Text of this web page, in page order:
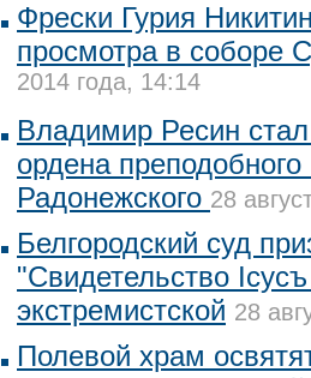
Фрески Гурия
просмотра в соборе
2014 года, 14:14
Владимир Ресин
ордена
Радонежского 28
Белгородский суд
"Свидетельство
экстремистской 28
Полевой храм